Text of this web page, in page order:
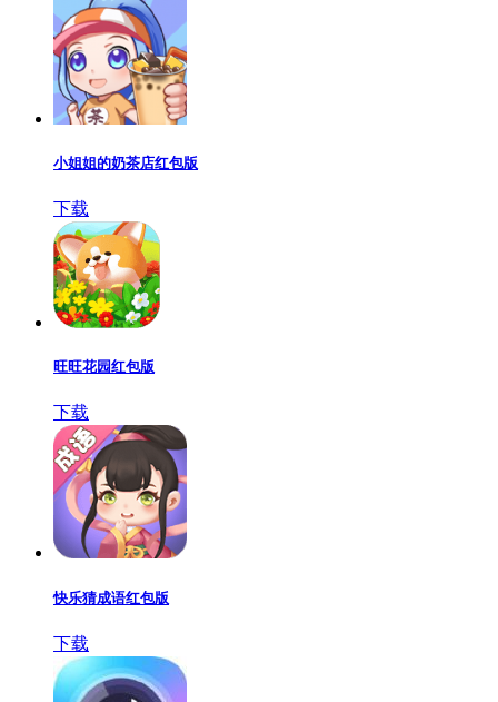
小姐姐的奶茶店红包版
下载
旺旺花园红包版
下载
快乐猜成语红包版
下载